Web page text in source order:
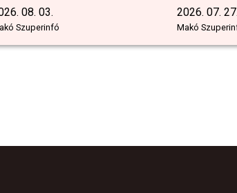
08. 03.
Szuperinfó
2026. 07. 27.
Makó